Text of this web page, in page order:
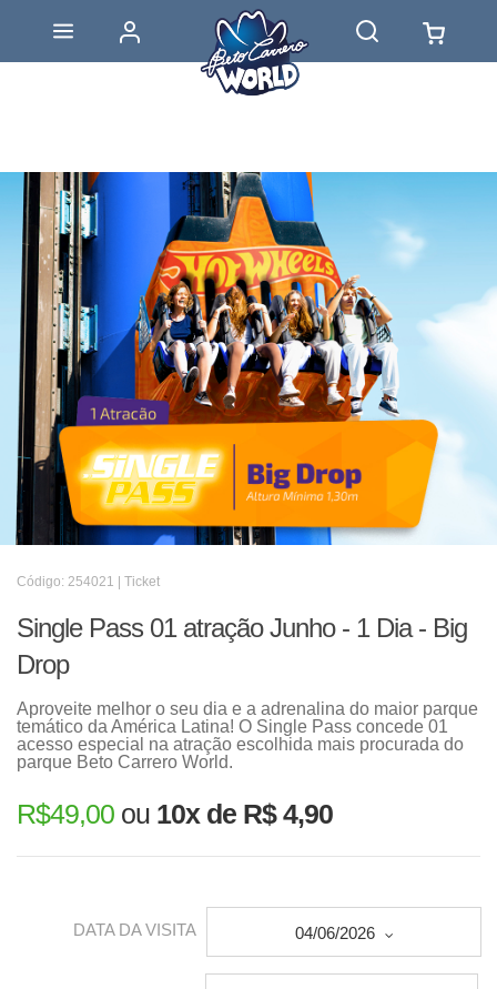
Código: 254021 | Ticket
Single Pass 01 atração Junho - 1 Dia - Big
Drop
Aproveite melhor o seu dia e a adrenalina do maior parque
temático da América Latina! O Single Pass concede 01
acesso especial na atração escolhida mais procurada do
parque Beto Carrero World.
R$49,00 ou 10x de R$ 4,90
DATA DA VISITA 04/06/2026